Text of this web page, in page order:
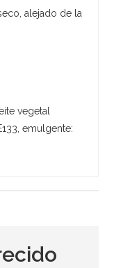
alejado de la
vegetal
emulgente: